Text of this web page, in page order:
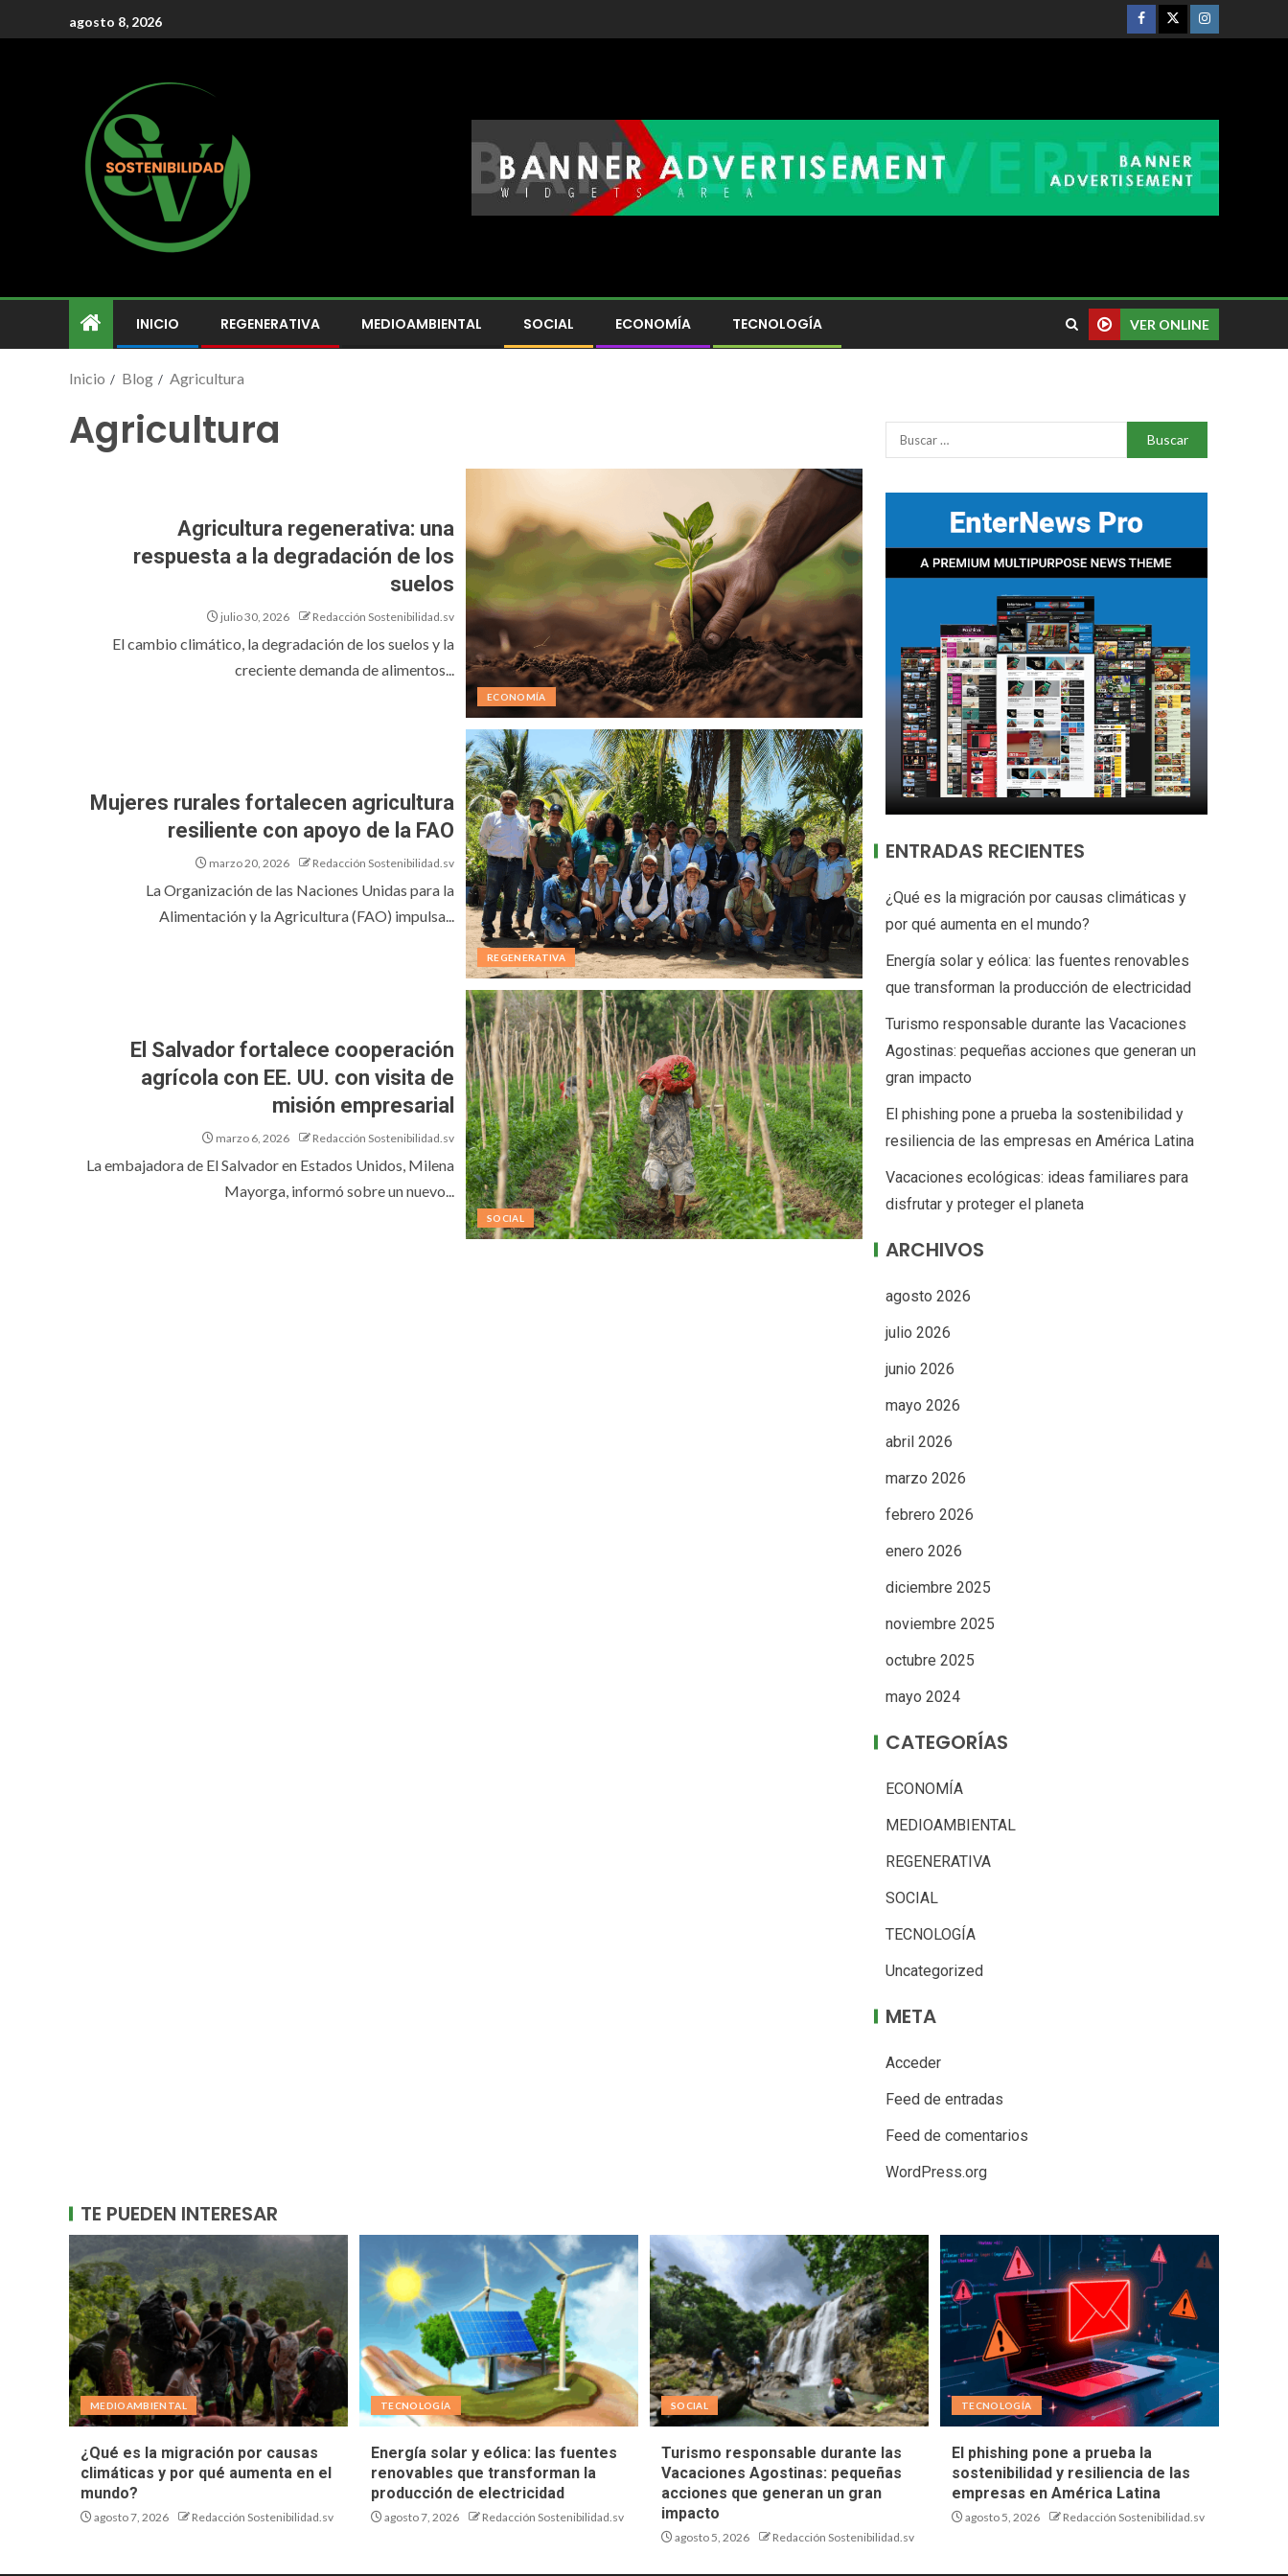
agosto 8, 2026
INICIO REGENERATIVA MEDIOAMBIENTAL SOCIAL ECONOMÍA TECNOLOGÍA VER ONLINE
Inicio Blog Agricultura
Agricultura
ECONOMÍA
Agricultura regenerativa: una
respuesta a la degradación de los
suelos
julio 30, 2026 Redacción Sostenibilidad.sv
El cambio climático, la degradación de los suelos y la
creciente demanda de alimentos...
REGENERATIVA
Mujeres rurales fortalecen agricultura
resiliente con apoyo de la FAO
marzo 20, 2026 Redacción Sostenibilidad.sv
La Organización de las Naciones Unidas para la
Alimentación y la Agricultura (FAO) impulsa...
SOCIAL
El Salvador fortalece cooperación
agrícola con EE. UU. con visita de
misión empresarial
marzo 6, 2026 Redacción Sostenibilidad.sv
La embajadora de El Salvador en Estados Unidos, Milena
Mayorga, informó sobre un nuevo...
ENTRADAS RECIENTES
¿Qué es la migración por causas climáticas y
por qué aumenta en el mundo?
Energía solar y eólica: las fuentes renovables
que transforman la producción de electricidad
Turismo responsable durante las Vacaciones
Agostinas: pequeñas acciones que generan un
gran impacto
El phishing pone a prueba la sostenibilidad y
resiliencia de las empresas en América Latina
Vacaciones ecológicas: ideas familiares para
disfrutar y proteger el planeta
ARCHIVOS
agosto 2026
julio 2026
junio 2026
mayo 2026
abril 2026
marzo 2026
febrero 2026
enero 2026
diciembre 2025
noviembre 2025
octubre 2025
mayo 2024
CATEGORÍAS
ECONOMÍA
MEDIOAMBIENTAL
REGENERATIVA
SOCIAL
TECNOLOGÍA
Uncategorized
META
Acceder
Feed de entradas
Feed de comentarios
WordPress.org
TE PUEDEN INTERESAR
MEDIOAMBIENTAL
¿Qué es la migración por causas
climáticas y por qué aumenta en el
mundo?
agosto 7, 2026 Redacción Sostenibilidad.sv
TECNOLOGÍA
Energía solar y eólica: las fuentes
renovables que transforman la
producción de electricidad
agosto 7, 2026 Redacción Sostenibilidad.sv
SOCIAL
Turismo responsable durante las
Vacaciones Agostinas: pequeñas
acciones que generan un gran
impacto
agosto 5, 2026 Redacción Sostenibilidad.sv
TECNOLOGÍA
El phishing pone a prueba la
sostenibilidad y resiliencia de las
empresas en América Latina
agosto 5, 2026 Redacción Sostenibilidad.sv